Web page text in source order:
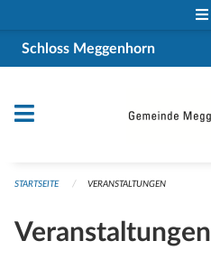
Schloss Meggenhorn
STARTSEITE VERANSTALTUNGEN
Veranstaltungen